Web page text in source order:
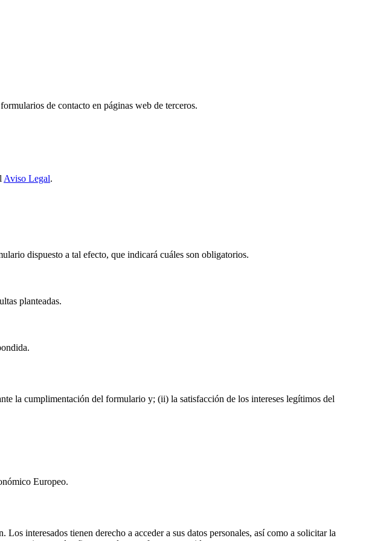
de contacto en páginas web de terceros.
Aviso Legal.
dispuesto a tal efecto, que indicará cuáles son obligatorios.
planteadas.
la cumplimentación del formulario y; (ii) la satisfacción de los intereses legítimos del
Europeo.
interesados tienen derecho a acceder a sus datos personales, así como a solicitar la